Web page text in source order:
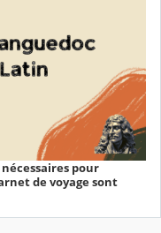
pour
de voyage sont